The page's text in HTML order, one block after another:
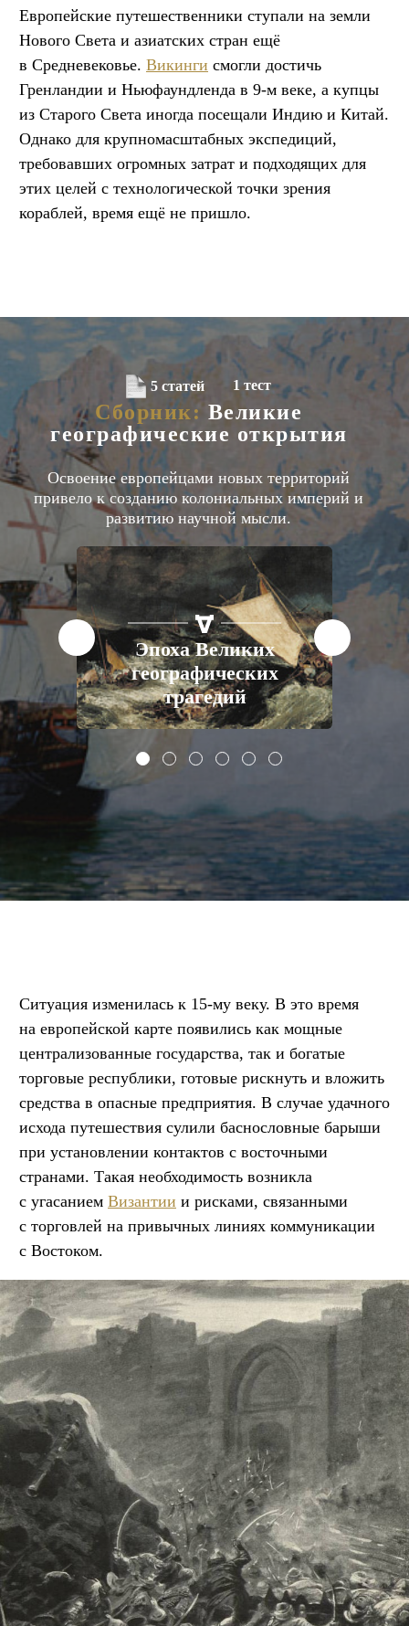
Европейские путешественники ступали на земли
Нового Света и азиатских стран ещё
в Средневековье. Викинги смогли достичь
Гренландии и Ньюфаундленда в 9-м веке, а купцы
из Старого Света иногда посещали Индию и Китай.
Однако для крупномасштабных экспедиций,
требовавших огромных затрат и подходящих для
этих целей с технологической точки зрения
кораблей, время ещё не пришло.
5 статей 1 тест
Сборник: Великие
географические открытия
Освоение европейцами новых территорий
привело к созданию колониальных империй и
развитию научной мысли.
СТАТЬИ XVI-XVIII ВВ.
Эпоха Великих
географических
трагедий
Ситуация изменилась к 15-му веку. В это время
на европейской карте появились как мощные
централизованные государства, так и богатые
торговые республики, готовые рискнуть и вложить
средства в опасные предприятия. В случае удачного
исхода путешествия сулили баснословные барыши
при установлении контактов с восточными
странами. Такая необходимость возникла
с угасанием Византии и рисками, связанными
с торговлей на привычных линиях коммуникации
с Востоком.